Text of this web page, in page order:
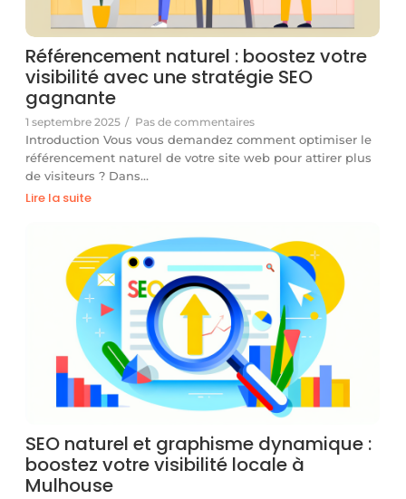
Référencement naturel : boostez votre
visibilité avec une stratégie SEO
gagnante
1 septembre 2025 / Pas de commentaires
Introduction Vous vous demandez comment optimiser le
référencement naturel de votre site web pour attirer plus
de visiteurs ? Dans…
Lire la suite
SEO naturel et graphisme dynamique :
boostez votre visibilité locale à
Mulhouse